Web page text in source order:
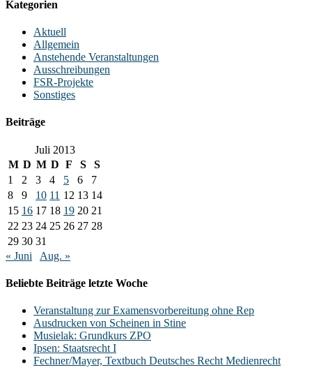
Kategorien
Aktuell
Allgemein
Anstehende Veranstaltungen
Ausschreibungen
FSR-Projekte
Sonstiges
Beiträge
Juli 2013
M D M D F S
S
1
2 3 4 5 6
7
8
9 10 11 12 13 14
15 16 17 18 19 20 21
22 23 24 25 26 27 28
29 30 31
« Juni
Aug. »
Beliebte Beiträge letzte Woche
Veranstaltung zur Examensvorbereitung ohne Rep
Ausdrucken von Scheinen in Stine
Musielak: Grundkurs ZPO
Ipsen: Staatsrecht I
Fechner/Mayer, Textbuch Deutsches Recht Medienrecht